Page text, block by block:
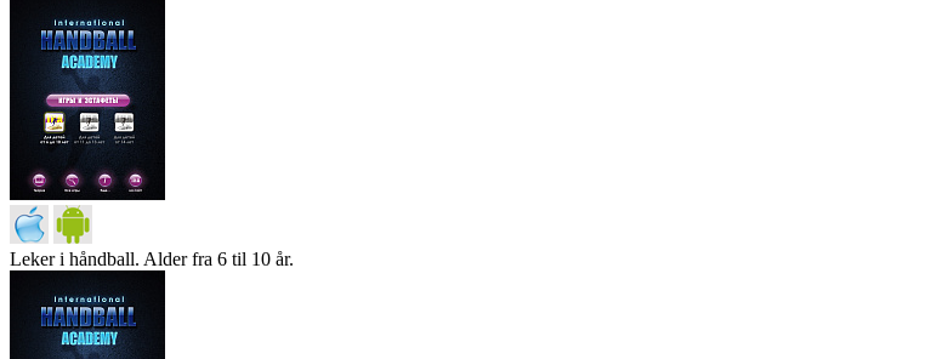
Leker i håndball. Alder fra 6 til 10 år.